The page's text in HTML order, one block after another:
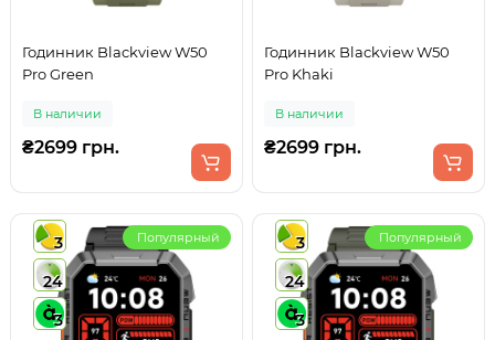
Годинник Blackview W50
Pro Green
В наличии
₴2699 грн.
Годинник Blackview W50
Pro Khaki
В наличии
₴2699 грн.
3
24
3
Популярный
3
24
3
Популярный